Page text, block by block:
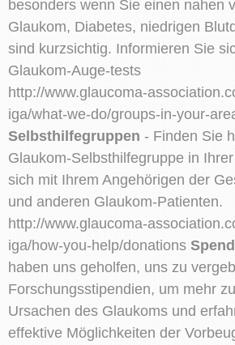
besonders wenn Sie einen nahen
Glaukom, Diabetes, niedrigen
sind kurzsichtig. Informieren Sie
Glaukom-Auge-tests
http://www.glaucoma-
iga/what-we-do/groups-in-your-
Selbsthilfegruppen - Finden Sie
Glaukom-Selbsthilfegruppe in
sich mit Ihrem Angehörigen der
und anderen Glaukom-Patienten.
http://www.glaucoma-
iga/how-you-help/donations
haben uns geholfen, uns zu
Forschungsstipendien, um mehr
Ursachen des Glaukoms und
effektive Möglichkeiten der